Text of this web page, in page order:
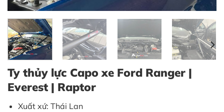
Ty thủy lực Capo xe Ford Ranger |
Everest | Raptor
Xuất xứ: Thái Lan